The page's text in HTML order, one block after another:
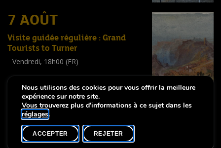
7 AOÛT
Visite guidée régulière : Grand
Tourists to Turner
Vendredi, 18h00 (FR)
Tout public )
Notice légale-
Copyright © 2026, Lëtzebuerg City Museum. Tous droits réservés
Nous utilisons des cookies pour vous offrir la meilleure
expérience sur notre site.
Vous trouverez plus d'informations à ce sujet dans les
réglages.
ACCEPTER REJETER